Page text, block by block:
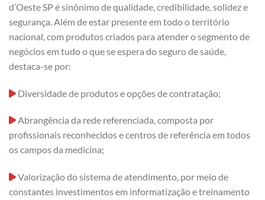
d’Oeste SP é sinônimo de qualidade, credibilidade, solidez e
segurança. Além de estar presente em todo o território
nacional, com produtos criados para atender o segmento de
negócios em tudo o que se espera do seguro de saúde,
destaca-se por:
Diversidade de produtos e opções de contratação;
Abrangência da rede referenciada, composta por
profissionais reconhecidos e centros de referência em todos
os campos da medicina;
Valorização do sistema de atendimento, por meio de
constantes investimentos em informatização e treinamento